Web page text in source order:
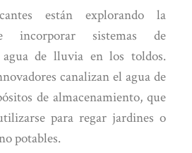
están explorando la
incorporar sistemas de
de lluvia en los toldos.
canalizan el agua de
de almacenamiento, que
para regar jardines o
potables.